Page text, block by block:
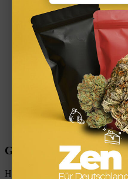
Guru App
Hol dir die kostenlose App!